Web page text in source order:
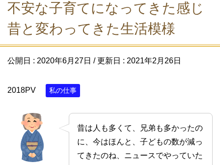
不安な子育てになってきた感じ
昔と変わってきた生活模様
公開日 : 2020年6月27日 / 更新日 : 2021年2月26日
2018PV 私の仕事
昔は人も多くて、兄弟も多かったの
に、今はほんと、子どもの数が減っ
てきたのね、ニュースでやっていた